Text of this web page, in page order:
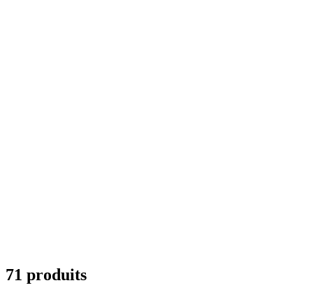
71 produits